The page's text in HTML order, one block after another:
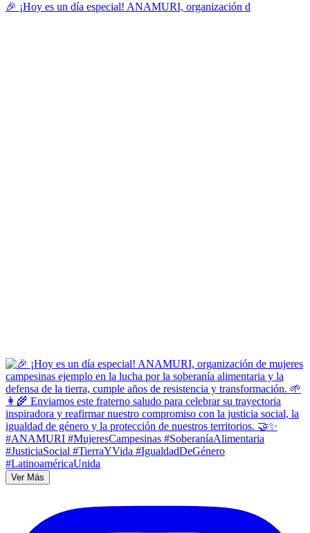
🎉 ¡Hoy es un día especial! ANAMURI, organización d
Ver Más